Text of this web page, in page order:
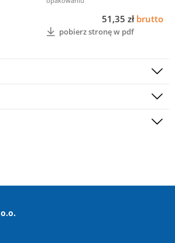
51,35 zł brutto
pobierz stronę w pdf